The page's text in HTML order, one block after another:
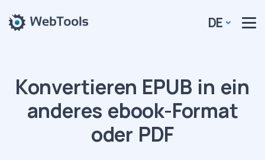
DE
Konvertieren EPUB in ein
anderes ebook-Format
oder PDF